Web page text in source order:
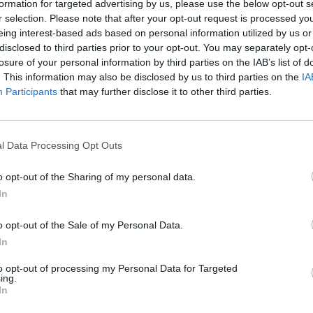
for targeted advertising by us, please use the below opt-out
selection. Please note that after your opt-out request is processed
interest-based ads based on personal information utilized by us
to third parties prior to your opt-out. You may separately
of your personal information by third parties on the IAB’s list of
This information may also be disclosed by us to third parties on the
Participants that may further disclose it to other third parties.
Data Processing Opt Outs
opt-out of the Sharing of my personal data.
opt-out of the Sale of my Personal Data.
opt-out of processing my Personal Data for Targeted
on Google
και την διάψευση του Μυροφορίδη για
για την θέση του τεχνικού διευθυντή, ο
και Κέρκυρας Ιεροκλής Στολτίδης
συγκεκριμένη θέση στον σύλλογο της
για αντικατάσταση του Μπάμπη Τεννέ στην
ο
τον Παναιτωλικό μετά το περίφημο μπαράζ με
η Ξάνθη θα επιλέξει για δεύτερη
που την κέρδισε στα μπαράζ, αφού το έκανε
Σμύρνης, όσο και ο Δέλλας στην